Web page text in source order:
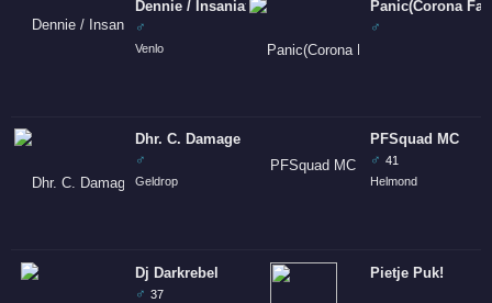
Dennie / Insaniax / RSMD
♂
Venlo
Dhr. C. Damage
♂
Geldrop
Dj Darkrebel
♂ 37
Panic(Corona
♂
PFSquad MC
♂ 41
Helmond
Pietje Puk!